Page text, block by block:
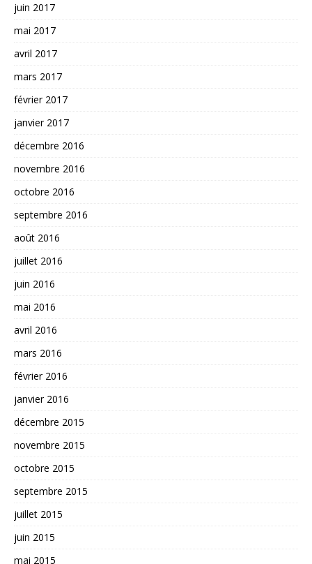
juin 2017
mai 2017
avril 2017
mars 2017
février 2017
janvier 2017
décembre 2016
novembre 2016
octobre 2016
septembre 2016
août 2016
juillet 2016
juin 2016
mai 2016
avril 2016
mars 2016
février 2016
janvier 2016
décembre 2015
novembre 2015
octobre 2015
septembre 2015
juillet 2015
juin 2015
mai 2015